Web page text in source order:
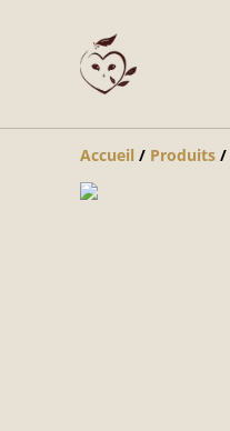
Accueil / Produits /